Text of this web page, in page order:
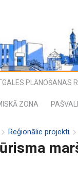
PLĀNOŠANAS
ZONA
Reģionālie projekti